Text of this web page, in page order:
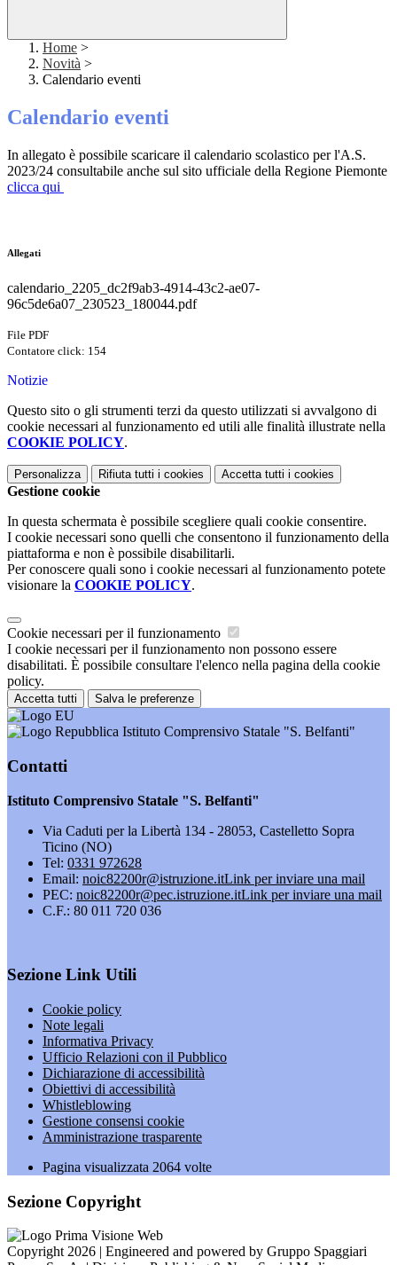
Home >
Novità >
Calendario eventi
Calendario eventi
In allegato è possibile scaricare il calendario scolastico per l'A.S.
2023/24 consultabile anche sul sito ufficiale della Regione Piemonte
clicca qui
Allegati
calendario_2205_dc2f9ab3-4914-43c2-ae07-
96c5de6a07_230523_180044.pdf
File PDF
Contatore click: 154
Notizie
Questo sito o gli strumenti terzi da questo utilizzati si avvalgono di
cookie necessari al funzionamento ed utili alle finalità illustrate nella
COOKIE POLICY.
Personalizza Rifiuta tutti i cookies Accetta tutti i cookies
Gestione cookie
In questa schermata è possibile scegliere quali cookie consentire.
I cookie necessari sono quelli che consentono il funzionamento della
piattaforma e non è possibile disabilitarli.
Per conoscere quali sono i cookie necessari al funzionamento potete
visionare la COOKIE POLICY.
Cookie necessari per il funzionamento
I cookie necessari per il funzionamento non possono essere
disabilitati. È possibile consultare l'elenco nella pagina della cookie
policy.
Accetta tutti Salva le preferenze
Istituto Comprensivo Statale "S. Belfanti"
Contatti
Istituto Comprensivo Statale "S. Belfanti"
Via Caduti per la Libertà 134 - 28053, Castelletto Sopra
Ticino (NO)
Tel: 0331 972628
Email: noic82200r@istruzione.itLink per inviare una mail
PEC: noic82200r@pec.istruzione.itLink per inviare una mail
C.F.: 80 011 720 036
Sezione Link Utili
Cookie policy
Note legali
Informativa Privacy
Ufficio Relazioni con il Pubblico
Dichiarazione di accessibilità
Obiettivi di accessibilità
Whistleblowing
Gestione consensi cookie
Amministrazione trasparente
Pagina visualizzata 2064 volte
Sezione Copyright
Copyright 2026 | Engineered and powered by Gruppo Spaggiari